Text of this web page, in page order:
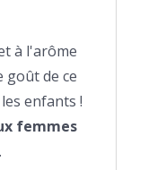
à l'arôme
goût de ce
enfants !
femmes